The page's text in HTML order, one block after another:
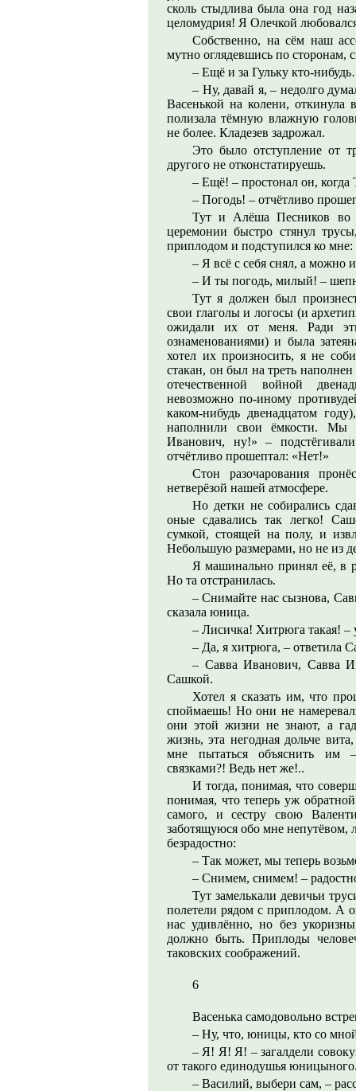
сколь стыдлива была она год
целомудрия! Я Олечкой
Собственно, на сём наш
мутно оглядевшись по сторонам,
– Ещё и за Гульку кто-
– Ну, давай я, – недолго
Васенькой на колени,
полизала тёмную влажную
не более. Кладезев задрожал.
Это было отступление от
другого не отконстатируешь.
– Ещё! – простонал он, когда
– Погодь! – отчётливо
Тут и Алёша Песников во
церемонии быстро стянул
приплодом и подступился ко мне:
– Я всё с себя снял, а можно
– И ты погодь, милый! –
Тут я должен был
свои глаголы и логосы (и
ожидали их от меня. Ради
ознаменованиями) и была
хотел их произносить, я не
стакан, он был на треть
отечественной войной
невозможно по-иному
каком-нибудь двенадцатом
наполнили свои ёмкости. Мы
Иванович, ну!» –
отчётливо прошептал: «Нет!»
Стон разочарования
нетверёзой нашей атмосфере.
Но детки не собирались
оные сдавались так легко!
сумкой, стоящей на полу, и
Небольшую размерами, но не из
Я машинально принял её, в
Но та отстранилась.
– Снимайте нас сызнова,
сказала юница.
– Лисичка! Хитрюга такая! –
– Да, я хитрюга, – ответила
– Савва Иванович, Савва
Сашкой.
Хотел я сказать им, что
споймаешь! Но они не
они этой жизни не знают, а
жизнь, эта негодная дольче
мне пытаться объяснить им
связками?! Ведь нет же!..
И тогда, понимая, что
понимая, что теперь уж
самого, и сестру свою
заботящуюся обо мне
безрадостно:
– Так может, мы теперь
– Снимем, снимем! –
Тут замелькали девичьи
полетели рядом с приплодом. А
нас удивлённо, но без
должно быть. Приплоды
таковских соображений.
6
Васенька самодовольно
– Ну, что, юницы, кто со
– Я! Я! Я! – загалдели
от такого единодушья
– Василий, выбери сам, –